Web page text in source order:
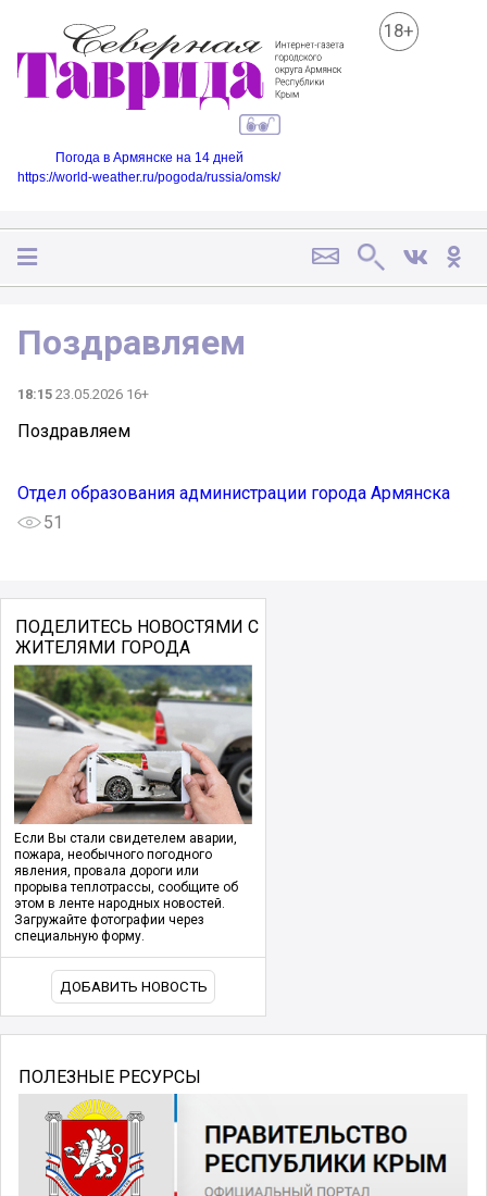
18+
Погода в Армянске на 14 дней
https://world-weather.ru/pogoda/russia/omsk/
Поздравляем
18:15 23.05.2026 16+
Поздравляем
Отдел образования администрации города Армянска
51
ПОДЕЛИТЕСЬ НОВОСТЯМИ С
ЖИТЕЛЯМИ ГОРОДА
Если Вы стали свидетелем аварии,
пожара, необычного погодного
явления, провала дороги или
прорыва теплотрассы, сообщите об
этом в ленте народных новостей.
Загружайте фотографии через
специальную форму.
ДОБАВИТЬ НОВОСТЬ
ПОЛЕЗНЫЕ РЕСУРСЫ